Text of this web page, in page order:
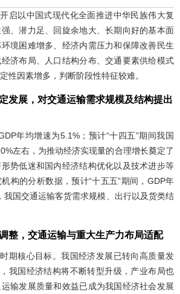
启以中国式现代化全面推进中华民族伟大复
、潜力足、回旋余地大、长期向好的基本面
境困难增多、经济内需压力和保障改善民生
济布局、人口结构分布、交通要素供给模式
性因素增多，判断阶段性特征较难。
发展，对交通运输需求规模及结构提出
年均增速为5.1%；预计“十四五”期间我国
左右，为推动经济实现量的合理增长奠定了
势低迷和国内经济结构优化以及技术进步等
构的分析数据，预计“十五五”期间，GDP年
我国交通运输客货需求规模、出行以及货类结
整，交通运输与重大生产力布局适配
期核心目标。我国经济发展已转向高质量发
我国经济结构将不断转型升级，产业布局也
输发展质量和效益已成为我国经济社会发展